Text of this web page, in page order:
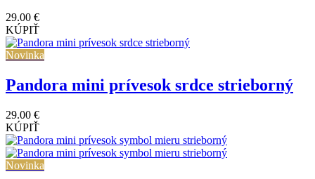
29.00 €
KÚPIŤ
Novinka
Pandora mini prívesok srdce strieborný
29.00 €
KÚPIŤ
Novinka